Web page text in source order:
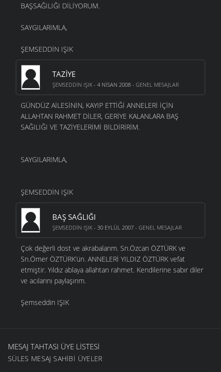
BAŞSAĞILIĞI DİLİYORUM.
SAYGILARIMLA,
ŞEMSEDDİN IŞIK
TAZIYE
ŞEMSEDDIN IŞIK - 4 NISAN 2008 - GENEL MESAJLAR
GÜNDÜZ AİLESİNİN, KAYIP ETTİĞİ ANNELERİ İÇİN
ALLAHTAN RAHMET DİLER, GERİYE KALANLARA BAŞ
SAĞILIĞI VE TAZİYELERİMİ BİLDİRİRİM.
SAYGILARIMLA,
ŞEMSEDDİN IŞIK
BAŞ SAĞLIĞI
ŞEMSEDDIN IŞIK - 30 EYLÜL 2007 - GENEL MESAJLAR
Çok değerli dost ve akrabalarım. Sn.Özcan ÖZTÜRK ve
Sn.Ömer ÖZTÜRK’ün. ANNELERİ YILDIZ ÖZTÜRK vefat
etmiştir. Yıldız ablaya allahtan rahmet. Kendilerine sabır diler
ve acılarını paylaşırım.
Şemseddin IŞIK
MESAJ TAHTASI ÜYE LISTESI
SÜLES MESAJ SAHIBI ÜYELER